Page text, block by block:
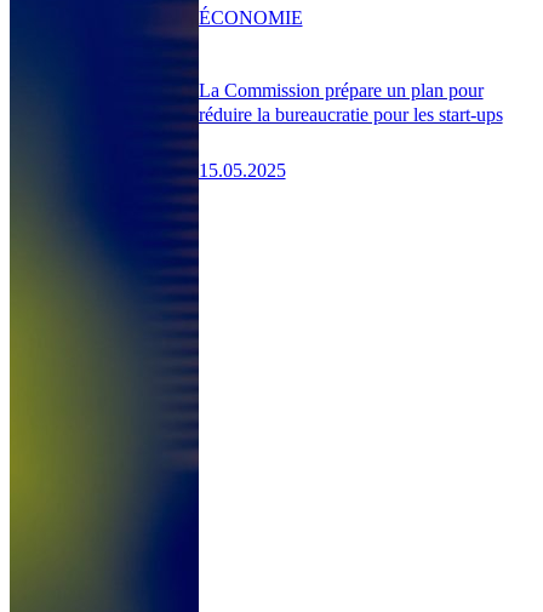
La Commission prépare un plan pour
réduire la bureaucratie pour les start-ups
15.05.2025
ÉCONOMIE